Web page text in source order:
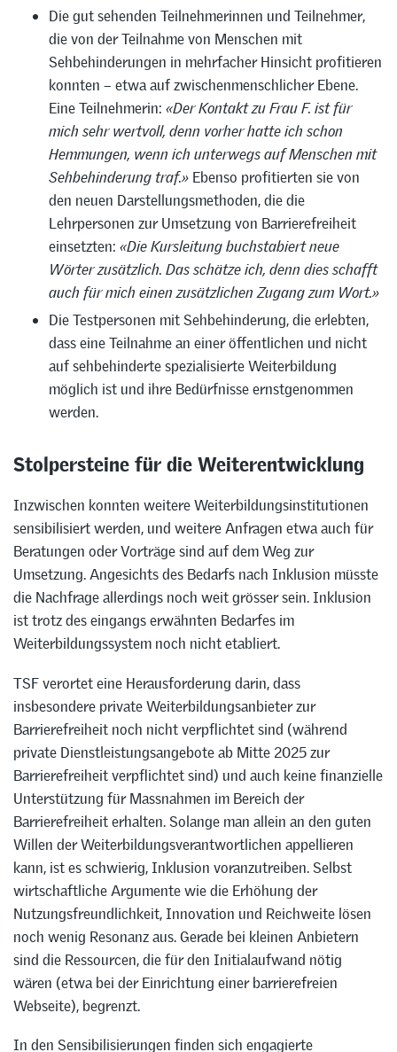
Die gut sehenden Teilnehmerinnen und Teilnehmer,
die von der Teilnahme von Menschen mit
Sehbehinderungen in mehrfacher Hinsicht profitieren
konnten – etwa auf zwischenmenschlicher Ebene.
Eine Teilnehmerin: «Der Kontakt zu Frau F. ist für
mich sehr wertvoll, denn vorher hatte ich schon
Hemmungen, wenn ich unterwegs auf Menschen mit
Sehbehinderung traf.» Ebenso profitierten sie von
den neuen Darstellungsmethoden, die die
Lehrpersonen zur Umsetzung von Barrierefreiheit
einsetzten: «Die Kursleitung buchstabiert neue
Wörter zusätzlich. Das schätze ich, denn dies schafft
auch für mich einen zusätzlichen Zugang zum Wort.»
Die Testpersonen mit Sehbehinderung, die erlebten,
dass eine Teilnahme an einer öffentlichen und nicht
auf sehbehinderte spezialisierte Weiterbildung
möglich ist und ihre Bedürfnisse ernstgenommen
werden.
Stolpersteine für die Weiterentwicklung
Inzwischen konnten weitere Weiterbildungsinstitutionen
sensibilisiert werden, und weitere Anfragen etwa auch für
Beratungen oder Vorträge sind auf dem Weg zur
Umsetzung. Angesichts des Bedarfs nach Inklusion müsste
die Nachfrage allerdings noch weit grösser sein. Inklusion
ist trotz des eingangs erwähnten Bedarfes im
Weiterbildungssystem noch nicht etabliert.
TSF verortet eine Herausforderung darin, dass
insbesondere private Weiterbildungsanbieter zur
Barrierefreiheit noch nicht verpflichtet sind (während
private Dienstleistungsangebote ab Mitte 2025 zur
Barrierefreiheit verpflichtet sind) und auch keine finanzielle
Unterstützung für Massnahmen im Bereich der
Barrierefreiheit erhalten. Solange man allein an den guten
Willen der Weiterbildungsverantwortlichen appellieren
kann, ist es schwierig, Inklusion voranzutreiben. Selbst
wirtschaftliche Argumente wie die Erhöhung der
Nutzungsfreundlichkeit, Innovation und Reichweite lösen
noch wenig Resonanz aus. Gerade bei kleinen Anbietern
sind die Ressourcen, die für den Initialaufwand nötig
wären (etwa bei der Einrichtung einer barrierefreien
Webseite), begrenzt.
In den Sensibilisierungen finden sich engagierte